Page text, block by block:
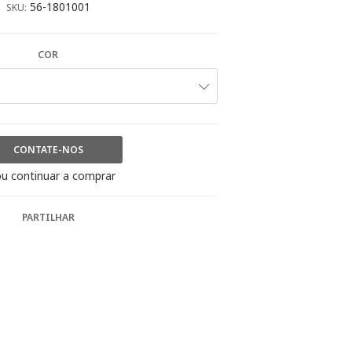
SKU: 56-1801001
COR
CONTATE-NOS
continuar a comprar
PARTILHAR